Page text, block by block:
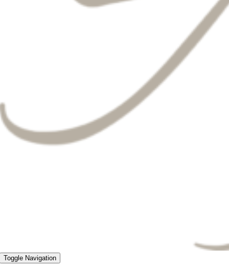
Toggle Navigation